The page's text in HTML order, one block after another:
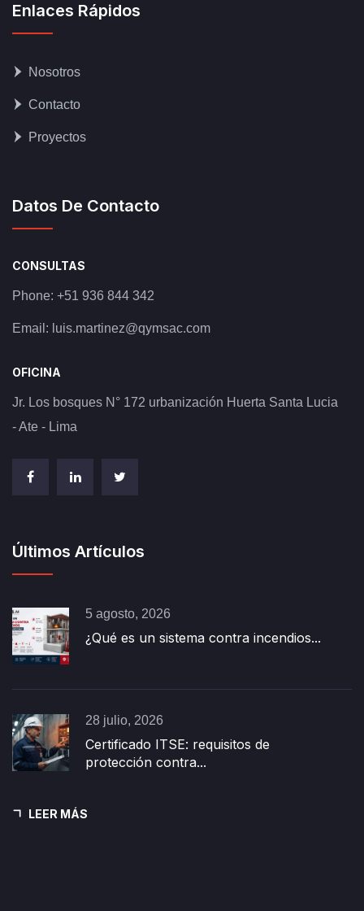
Enlaces Rápidos
Nosotros
Contacto
Proyectos
Datos De Contacto
CONSULTAS
Phone: +51 936 844 342
Email: luis.martinez@qymsac.com
OFICINA
Jr. Los bosques N° 172 urbanización Huerta Santa Lucia
- Ate - Lima
Últimos Artículos
5 agosto, 2026
¿Qué es un sistema contra incendios...
28 julio, 2026
Certificado ITSE: requisitos de
protección contra...
LEER MÁS